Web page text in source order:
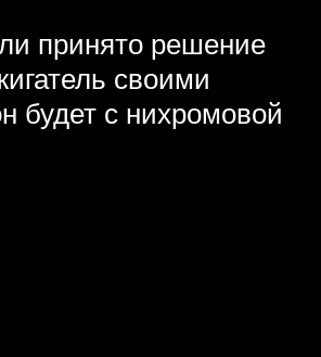
принято решение
своими
будет с нихромовой